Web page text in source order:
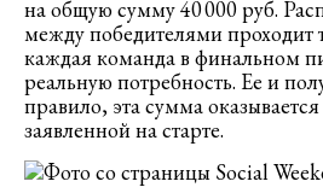
на общую сумму 40 000 руб.
между победителями проходит
каждая команда в финальном
реальную потребность. Ее и
правило, эта сумма
заявленной на старте.